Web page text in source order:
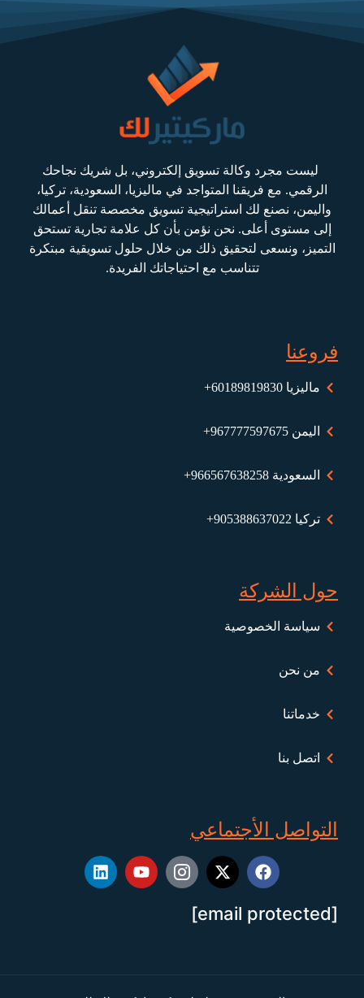
ليست مجرد وكالة تسويق إلكتروني، بل شريك نجاحك
الرقمي. مع فريقنا المتواجد في ماليزيا، السعودية، تركيا،
واليمن، نصنع لك استراتيجية تسويق مخصصة تنقل أعمالك
إلى مستوى أعلى. نحن نؤمن بأن كل علامة تجارية تستحق
التميز، ونسعى لتحقيق ذلك من خلال حلول تسويقية مبتكرة
تتناسب مع احتياجاتك الفريدة.
فروعنا
ماليزيا ⁦+60189819830⁩
اليمن ⁦+967777597675⁩
السعودية 966567638258+
تركيا 905388637022+
حول الشركة
سياسة الخصوصية
من نحن
خدماتنا
اتصل بنا
التواصل الأجتماعي
[email protected]